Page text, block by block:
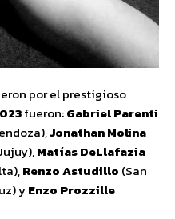
por el prestigioso
fueron:Gabriel Parenti
Jonathan Molina
Matías DeLlafazia
Renzo Astudillo (San
yEnzo Prozzille